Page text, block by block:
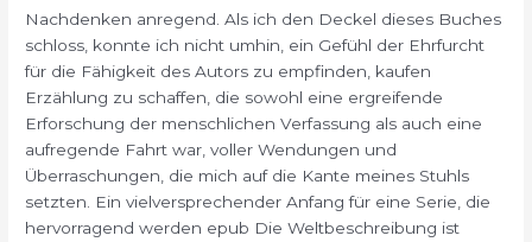
Nachdenken anregend. Als ich den Deckel dieses Buches
schloss, konnte ich nicht umhin, ein Gefühl der Ehrfurcht
für die Fähigkeit des Autors zu empfinden, kaufen
Erzählung zu schaffen, die sowohl eine ergreifende
Erforschung der menschlichen Verfassung als auch eine
aufregende Fahrt war, voller Wendungen und
Überraschungen, die mich auf die Kante meines Stuhls
setzten. Ein vielversprechender Anfang für eine Serie, die
hervorragend werden epub Die Weltbeschreibung ist